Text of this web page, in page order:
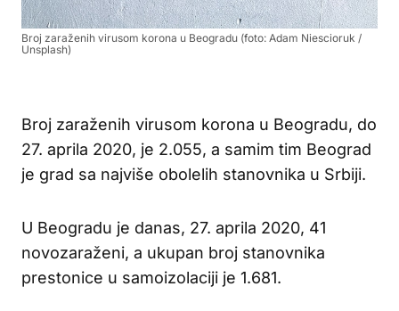
Broj zaraženih virusom korona u Beogradu (foto: Adam Niescioruk /
Unsplash)
Broj zaraženih virusom korona u Beogradu, do
27. aprila 2020, je 2.055, a samim tim Beograd
je grad sa najviše obolelih stanovnika u Srbiji.
U Beogradu je danas, 27. aprila 2020, 41
novozaraženi, a ukupan broj stanovnika
prestonice u samoizolaciji je 1.681.